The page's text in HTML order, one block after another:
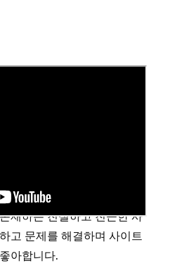
재하는 친절하고 친근한 사
고 문제를 해결하며 사이트
아합니다.